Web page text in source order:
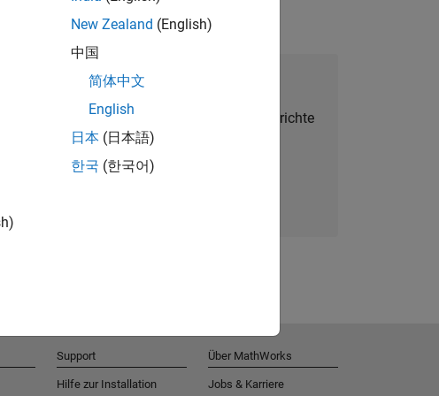
Talent Network beitreten
Sie personalisierte Stellenangebote, Berichte
und Unternehmensneuigkeiten.
New Zealand (English)
中国
简体中文
English
日本 (日本語)
한국 (한국어)
Support
Hilfe zur Installation
Über MathWorks
Jobs & Karriere